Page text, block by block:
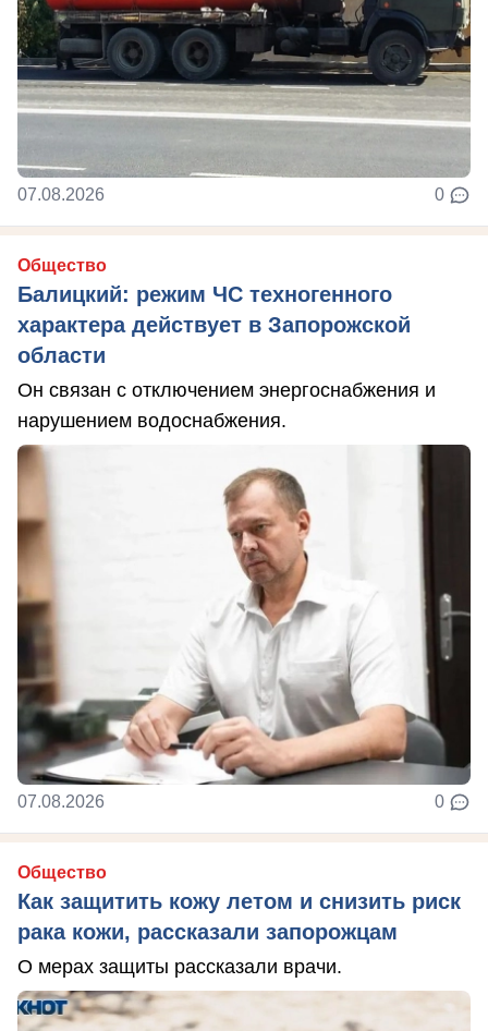
07.08.2026 0
Общество
Балицкий: режим ЧС техногенного
характера действует в Запорожской
области
Он связан с отключением энергоснабжения и
нарушением водоснабжения.
07.08.2026 0
Общество
Как защитить кожу летом и снизить риск
рака кожи, рассказали запорожцам
О мерах защиты рассказали врачи.